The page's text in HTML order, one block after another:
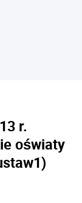
r.
oświaty
1)